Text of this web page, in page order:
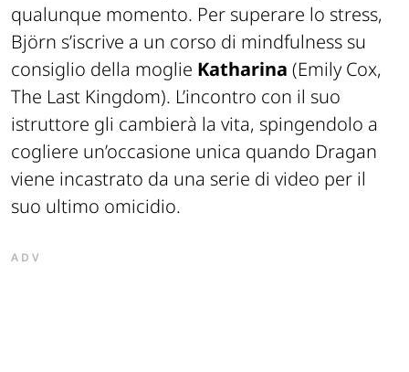
qualunque momento. Per superare lo stress,
Björn s’iscrive a un corso di mindfulness su
consiglio della moglie Katharina (Emily Cox,
The Last Kingdom). L’incontro con il suo
istruttore gli cambierà la vita, spingendolo a
cogliere un’occasione unica quando Dragan
viene incastrato da una serie di video per il
suo ultimo omicidio.
ADV